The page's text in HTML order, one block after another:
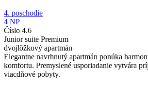
4. poschodie
4 NP
Číslo 4.6
Junior suite Premium
dvojlôžkový apartmán
Elegantne navrhnutý apartmán ponúka
komfortu. Premyslené usporiadanie vytvára
viacdňové pobyty.